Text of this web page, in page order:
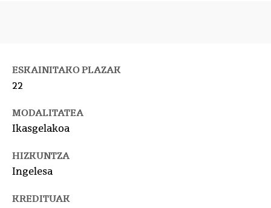
ESKAINITAKO PLAZAK
22
MODALITATEA
Ikasgelakoa
HIZKUNTZA
Ingelesa
KREDITUAK